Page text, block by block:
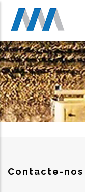
Passar
para
conteúdo
principal
Contacte-nos